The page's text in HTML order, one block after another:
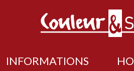
INFORMATIONS